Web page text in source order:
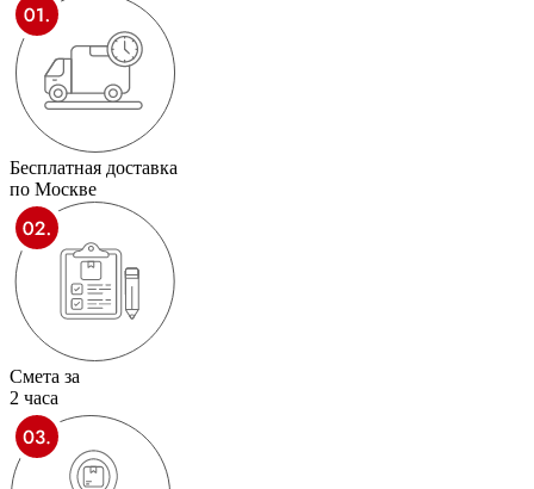
Бесплатная доставка
по Москве
Смета за
2 часа